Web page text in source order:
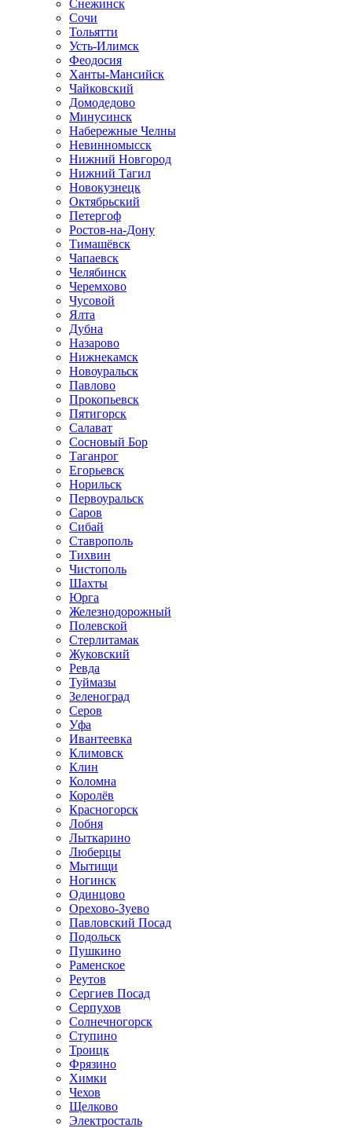
Снежинск
Сочи
Тольятти
Усть-Илимск
Феодосия
Ханты-Мансийск
Чайковский
Домодедово
Минусинск
Набережные Челны
Невинномысск
Нижний Новгород
Нижний Тагил
Новокузнецк
Октябрьский
Петергоф
Ростов-на-Дону
Тимашёвск
Чапаевск
Челябинск
Черемхово
Чусовой
Ялта
Дубна
Назарово
Нижнекамск
Новоуральск
Павлово
Прокопьевск
Пятигорск
Салават
Сосновый Бор
Таганрог
Егорьевск
Норильск
Первоуральск
Саров
Сибай
Ставрополь
Тихвин
Чистополь
Шахты
Юрга
Железнодорожный
Полевской
Стерлитамак
Жуковский
Ревда
Туймазы
Зеленоград
Серов
Уфа
Ивантеевка
Климовск
Клин
Коломна
Королёв
Красногорск
Лобня
Лыткарино
Люберцы
Мытищи
Ногинск
Одинцово
Орехово-Зуево
Павловский Посад
Подольск
Пушкино
Раменское
Реутов
Сергиев Посад
Серпухов
Солнечногорск
Ступино
Троицк
Фрязино
Химки
Чехов
Щелково
Электросталь